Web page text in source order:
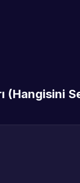
(Hangisini